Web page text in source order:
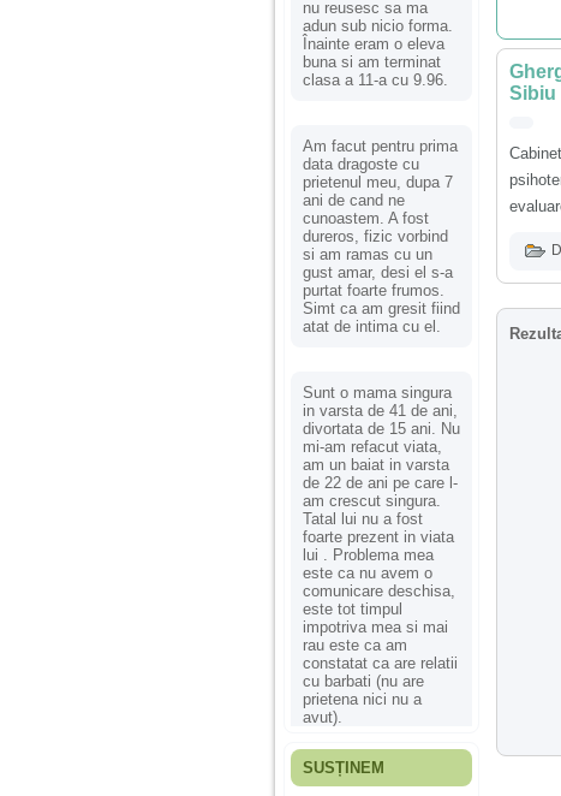
nu reusesc sa ma
adun sub nicio forma.
Înainte eram o eleva
buna si am terminat
clasa a 11-a cu 9.96.
Am facut pentru prima
data dragoste cu
prietenul meu, dupa 7
ani de cand ne
cunoastem. A fost
dureros, fizic vorbind
si am ramas cu un
gust amar, desi el s-a
purtat foarte frumos.
Simt ca am gresit fiind
atat de intima cu el.
Sunt o mama singura
in varsta de 41 de ani,
divortata de 15 ani. Nu
mi-am refacut viata,
am un baiat in varsta
de 22 de ani pe care l-
am crescut singura.
Tatal lui nu a fost
foarte prezent in viata
lui . Problema mea
este ca nu avem o
comunicare deschisa,
este tot timpul
impotriva mea si mai
rau este ca am
constatat ca are relatii
cu barbati (nu are
prietena nici nu a
avut).
Fiica mea s-a nascut
SUSȚINEM
Sibiu